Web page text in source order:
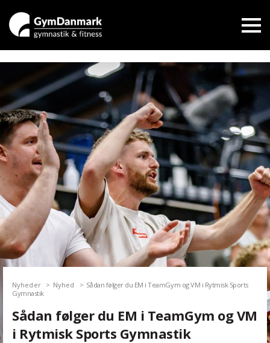
Nyheder Nyhed
Sådan følger du EM i TeamGym og VM i Rytmisk Sports
Gymnastik
Sådan følger du EM i TeamGym og VM
i Rytmisk Sports Gymnastik